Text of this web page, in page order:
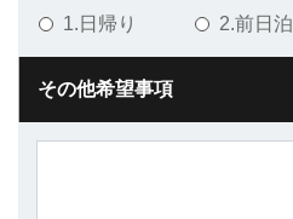
1.日帰り 2.前日泊
その他希望事項